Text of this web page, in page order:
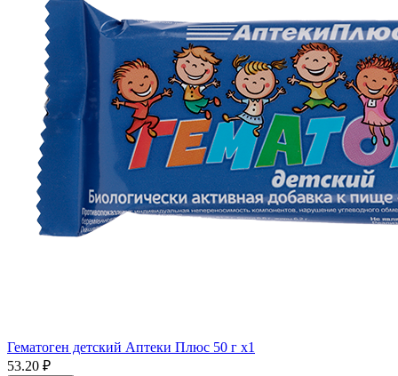
Гематоген детский Аптеки Плюс 50 г x1
53.20 ₽